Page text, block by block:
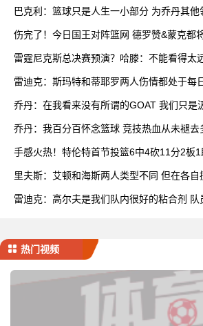
巴克利：篮球只是人生一小部分 为乔丹其他
伤完了！今日国王对阵篮网 德罗赞&蒙克都
雷霆尼克斯总决赛预演？哈滕：不能看得太
雷迪克：斯玛特和蒂耶罗两人伤情都处于每
乔丹：在我看来没有所谓的GOAT 我们只是
乔丹：我百分百怀念篮球 竞技热血从未褪去
手感火热！特伦特首节投篮6中4砍11分2板
里夫斯：艾顿和海斯两人类型不同 但在各自
雷迪克：高尔夫是我们队内很好的粘合剂
热门视频